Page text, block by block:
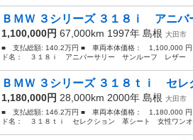
ＢＭＷ ３シリーズ ３１８ｉ アニ
1,100,000円 67,000km 1997年 島根 大田市
■ 支払総額: 140.2万円 ■ 車両本体価格： 1,100,000
ド名： ３１８ｉ アニバーサリー サンルーフ レザー
ＢＭＷ ３シリーズ ３１８ｔｉ セ
1,180,000円 28,000km 2000年 島根 大田市
■ 支払総額: 146.2万円 ■ 車両本体価格： 1,180,000
ド名： ３１８ｔｉ セレクション 革シート 女性ワン